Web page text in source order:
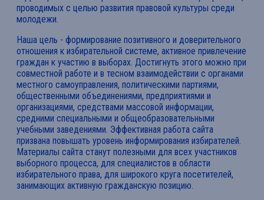
проводимых с целью развития правовой культуры среди
молодежи.
Наша цель - формирование позитивного и доверительного
отношения к избирательной системе, активное привлечение
граждан к участию в выборах. Достигнуть этого можно при
совместной работе и в тесном взаимодействии с органами
местного самоуправления, политическими партиями,
общественными объединениями, предприятиями и
организациями, средствами массовой информации,
средними специальными и общеобразовательными
учебными заведениями. Эффективная работа сайта
призвана повышать уровень информирования избирателей.
Материалы сайта станут полезными для всех участников
выборного процесса, для специалистов в области
избирательного права, для широкого круга посетителей,
занимающих активную гражданскую позицию.